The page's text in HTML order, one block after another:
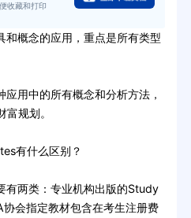
收藏和打印
概念的应用，重点是所有类型
用中的所有概念和分析方法，
规划。
有什么区别？
两类：专业机构出版的Study
会指定教材包含在考生注册费